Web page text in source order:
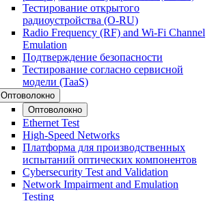
Тестирование открытого
радиоустройства (O-RU)
Radio Frequency (RF) and Wi-Fi Channel
Emulation
Подтверждение безопасности
Тестирование согласно сервисной
модели (TaaS)
Оптоволокно
Оптоволокно
Ethernet Test
High-Speed Networks
Платформа для производственных
испытаний оптических компонентов
Cybersecurity Test and Validation
Network Impairment and Emulation
Testing